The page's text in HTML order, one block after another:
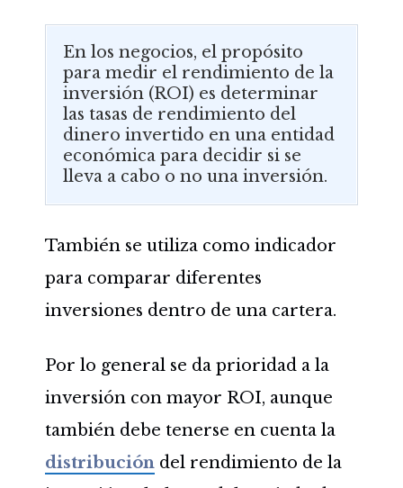
En los negocios, el propósito
para medir el rendimiento de la
inversión (ROI) es determinar
las tasas de rendimiento del
dinero invertido en una entidad
económica para decidir si se
lleva a cabo o no una inversión.
También se utiliza como indicador
para comparar diferentes
inversiones dentro de una cartera.
Por lo general se da prioridad a la
inversión con mayor ROI, aunque
también debe tenerse en cuenta la
distribucióndel rendimiento de la